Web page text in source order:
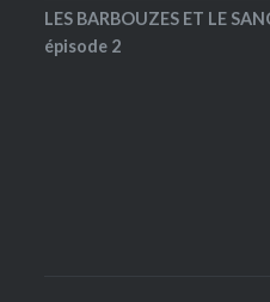
LES BARBOUZES ET LE
épisode 2